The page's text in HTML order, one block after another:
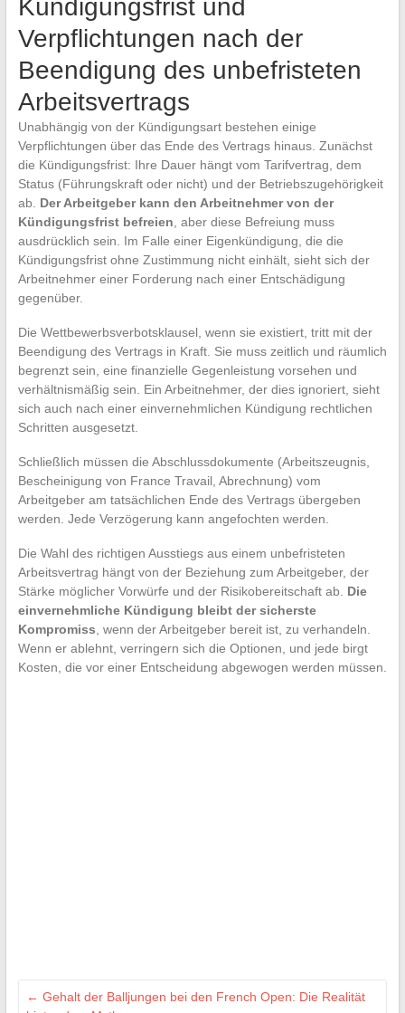
Kündigungsfrist und
Verpflichtungen nach der
Beendigung des unbefristeten
Arbeitsvertrags
Unabhängig von der Kündigungsart bestehen einige
Verpflichtungen über das Ende des Vertrags hinaus. Zunächst
die Kündigungsfrist: Ihre Dauer hängt vom Tarifvertrag, dem
Status (Führungskraft oder nicht) und der Betriebszugehörigkeit
ab. Der Arbeitgeber kann den Arbeitnehmer von der
Kündigungsfrist befreien, aber diese Befreiung muss
ausdrücklich sein. Im Falle einer Eigenkündigung, die die
Kündigungsfrist ohne Zustimmung nicht einhält, sieht sich der
Arbeitnehmer einer Forderung nach einer Entschädigung
gegenüber.
Die Wettbewerbsverbotsklausel, wenn sie existiert, tritt mit der
Beendigung des Vertrags in Kraft. Sie muss zeitlich und räumlich
begrenzt sein, eine finanzielle Gegenleistung vorsehen und
verhältnismäßig sein. Ein Arbeitnehmer, der dies ignoriert, sieht
sich auch nach einer einvernehmlichen Kündigung rechtlichen
Schritten ausgesetzt.
Schließlich müssen die Abschlussdokumente (Arbeitszeugnis,
Bescheinigung von France Travail, Abrechnung) vom
Arbeitgeber am tatsächlichen Ende des Vertrags übergeben
werden. Jede Verzögerung kann angefochten werden.
Die Wahl des richtigen Ausstiegs aus einem unbefristeten
Arbeitsvertrag hängt von der Beziehung zum Arbeitgeber, der
Stärke möglicher Vorwürfe und der Risikobereitschaft ab. Die
einvernehmliche Kündigung bleibt der sicherste
Kompromiss, wenn der Arbeitgeber bereit ist, zu verhandeln.
Wenn er ablehnt, verringern sich die Optionen, und jede birgt
Kosten, die vor einer Entscheidung abgewogen werden müssen.
← Gehalt der Balljungen bei den French Open: Die Realität